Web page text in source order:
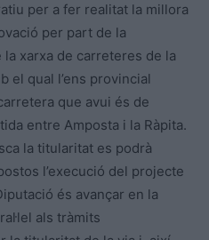
per a fer realitat la millora
per part de la
xarxa de carreteres de la
el qual l’ens provincial
que avui és de
entre Amposta i la Ràpita.
la titularitat es podrà
l’execució del projecte
és avançar en la
als tràmits